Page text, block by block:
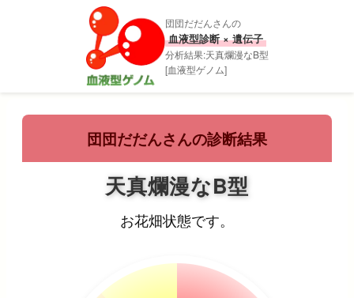
団団だだんさんの
血液型診断 × 遺伝子
分析結果:天真爛漫なB型
[血液型ゲノム]
団団だだんさんの診断結果
天真爛漫なB型
お花畑状態です。